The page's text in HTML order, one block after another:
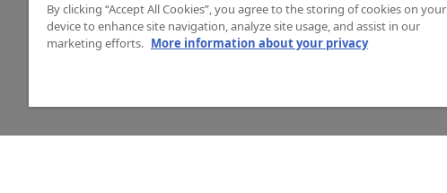
By clicking “Accept All Cookies”, you agree to the storing of cookies on your
device to enhance site navigation, analyze site usage, and assist in our
marketing efforts. More information about your privacy